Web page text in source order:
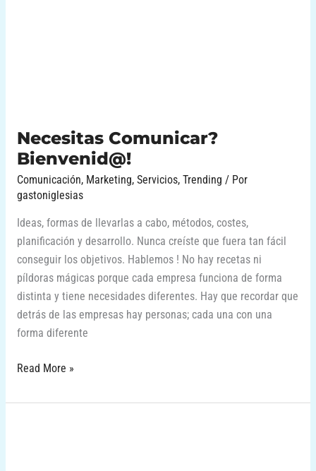
Necesitas Comunicar?
Bienvenid@!
Comunicación, Marketing, Servicios, Trending / Por
gastoniglesias
Ideas, formas de llevarlas a cabo, métodos, costes,
planificación y desarrollo. Nunca creíste que fuera tan fácil
conseguir los objetivos. Hablemos ! No hay recetas ni
píldoras mágicas porque cada empresa funciona de forma
distinta y tiene necesidades diferentes. Hay que recordar que
detrás de las empresas hay personas; cada una con una
forma diferente
Read More »